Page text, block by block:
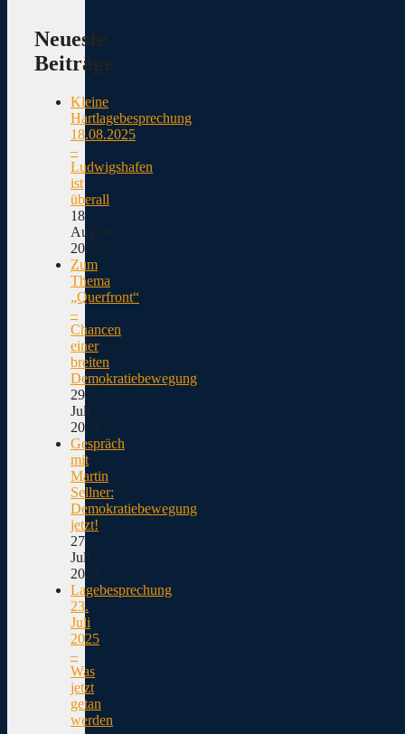
Neueste
Beiträge
Kleine
Hartlagebesprechung
18.08.2025
–
Ludwigshafen
ist
überall
18.
August
2025
Zum
Thema
„Querfront“
–
Chancen
einer
breiten
Demokratiebewegung
29.
Juli
2025
Gespräch
mit
Martin
Sellner:
Demokratiebewegung
jetzt!
27.
Juli
2025
Lagebesprechung
23.
Juli
2025
–
Was
jetzt
getan
werden